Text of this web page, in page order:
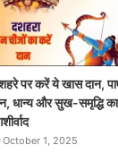
पर करें ये खास दान,
धान्य और सुख-समृद्धि का
October 1, 2025